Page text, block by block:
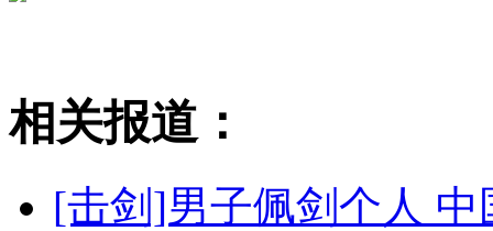
相关报道：
[击剑]男子佩剑个人